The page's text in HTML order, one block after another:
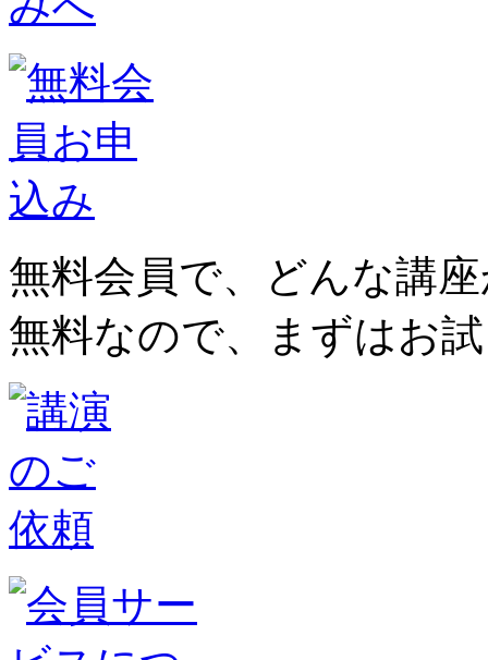
無料会員で、どんな講
無料なので、まずはお